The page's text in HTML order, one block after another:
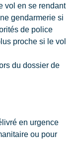
vol en se rendant
gendarmerie si
de police
proche si le vol
du dossier de
en urgence
ou pour